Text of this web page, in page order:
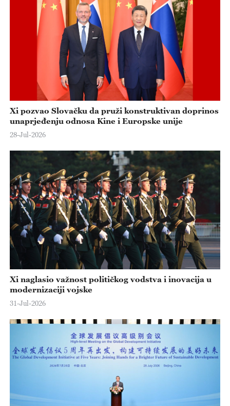
Xi pozvao Slovačku da pruži konstruktivan doprinos
unaprjeđenju odnosa Kine i Europske unije
28-Jul-2026
Xi naglasio važnost političkog vodstva i inovacija u
modernizaciji vojske
31-Jul-2026